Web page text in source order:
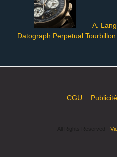
A.
Datograph Perpetual
CGU Publicité